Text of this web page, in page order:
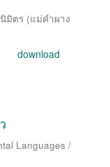
มิตร (แม่คำผาง
download
Languages /